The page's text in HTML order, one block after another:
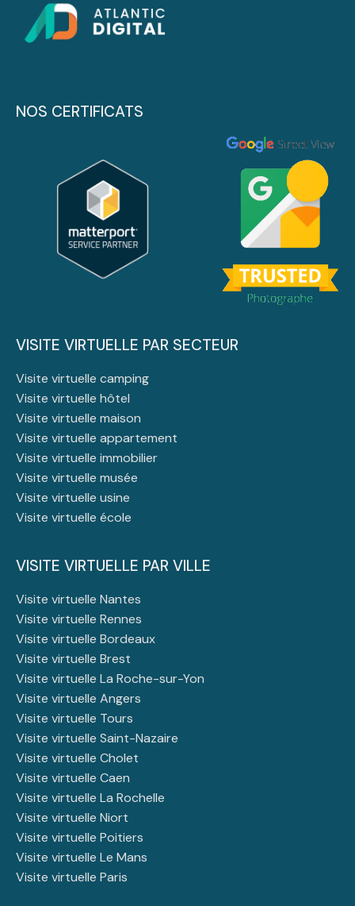
NOS CERTIFICATS
VISITE VIRTUELLE PAR SECTEUR
Visite virtuelle camping
Visite virtuelle hôtel
Visite virtuelle maison
Visite virtuelle appartement
Visite virtuelle immobilier
Visite virtuelle musée
Visite virtuelle usine
Visite virtuelle école
VISITE VIRTUELLE PAR VILLE
Visite virtuelle Nantes
Visite virtuelle Rennes
Visite virtuelle Bordeaux
Visite virtuelle Brest
Visite virtuelle La Roche-sur-Yon
Visite virtuelle Angers
Visite virtuelle Tours
Visite virtuelle Saint-Nazaire
Visite virtuelle Cholet
Visite virtuelle Caen
Visite virtuelle La Rochelle
Visite virtuelle Niort
Visite virtuelle Poitiers
Visite virtuelle Le Mans
Visite virtuelle Paris